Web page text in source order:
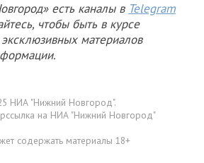
есть каналы в Telegram
чтобы быть в курсе
материалов
НИА "Нижний Новгород".
на НИА "Нижний Новгород"
содержать материалы 18+